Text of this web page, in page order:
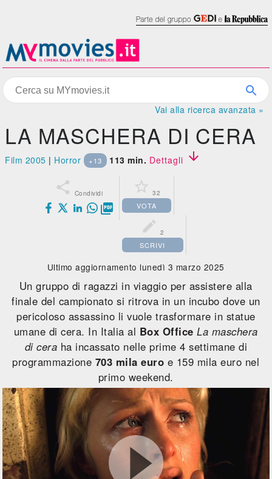
Vai alla ricerca avanzata »
LA MASCHERA DI CERA
Film 2005 | Horror +13 113 min. Dettagli 
 Condividi

 32
VOTA
 2
SCRIVI
Ultimo aggiornamento lunedì 3 marzo 2025
Un gruppo di ragazzi in viaggio per assistere alla
finale del campionato si ritrova in un incubo dove un
pericoloso assassino li vuole trasformare in statue
umane di cera. In Italia al Box Office La maschera
di cera ha incassato nelle prime 4 settimane di
programmazione 703 mila euro e 159 mila euro nel
primo weekend.